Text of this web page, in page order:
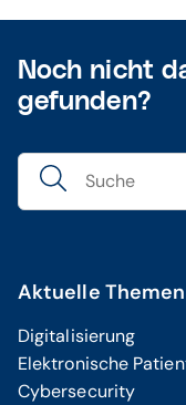
Noch nicht
gefunden?
Aktuelle Themen
Digitalisierung
Elektronische
Cybersecurity